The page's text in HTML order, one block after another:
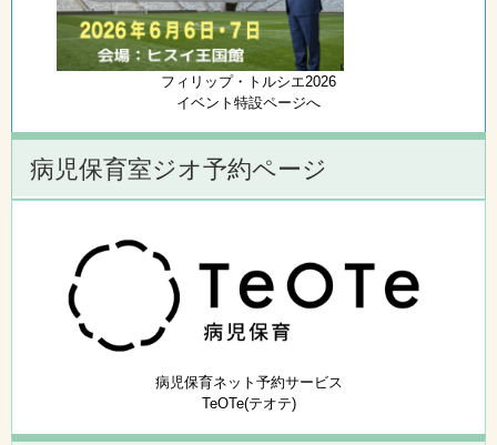
フィリップ・トルシエ2026
イベント特設ページへ
病児保育室ジオ予約ページ
病児保育ネット予約サービス
TeOTe(テオテ)